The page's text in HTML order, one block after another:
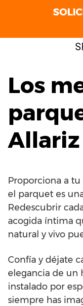
Los
Allariz
Proporciona a
el parquet es
Redescubrir
acogida íntima
natural y vivo
Confía y déjate
elegancia de un
instalado por
siempre has